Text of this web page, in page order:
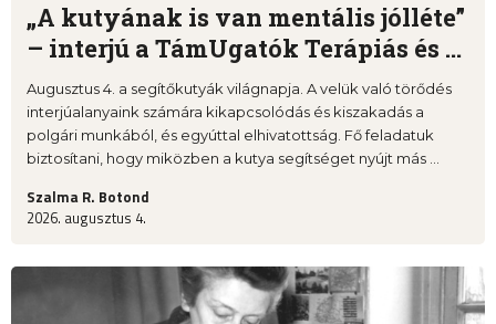
„A kutyának is van mentális jólléte”
– interjú a TámUgatók Terápiás és ...
Augusztus 4. a segítőkutyák világnapja. A velük való törődés
interjúalanyaink számára kikapcsolódás és kiszakadás a
polgári munkából, és egyúttal elhivatottság. Fő feladatuk
biztosítani, hogy miközben a kutya segítséget nyújt más ...
Szalma R. Botond
2026. augusztus 4.